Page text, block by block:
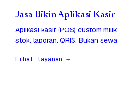
Jasa Bikin Aplikasi
Aplikasi kasir (POS) custom
stok, laporan, QRIS. Bukan
Lihat layanan →